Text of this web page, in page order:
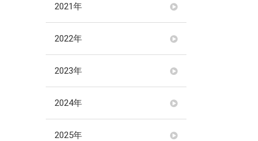
2021年
2022年
2023年
2024年
2025年